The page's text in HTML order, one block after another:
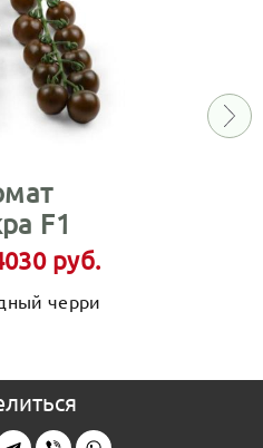
F1
руб.
черри